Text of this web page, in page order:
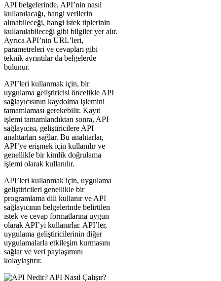
API belgelerinde, API’nin nasıl
kullanılacağı, hangi verilerin
alınabileceği, hangi istek tiplerinin
kullanılabileceği gibi bilgiler yer alır.
Ayrıca API’nin URL’leri,
parametreleri ve cevapları gibi
teknik ayrıntılar da belgelerde
bulunur.
API’leri kullanmak için, bir
uygulama geliştiricisi öncelikle API
sağlayıcısının kaydolma işlemini
tamamlaması gerekebilir. Kayıt
işlemi tamamlandıktan sonra, API
sağlayıcısı, geliştiricilere API
anahtarları sağlar. Bu anahtarlar,
API’ye erişmek için kullanılır ve
genellikle bir kimlik doğrulama
işlemi olarak kullanılır.
API’leri kullanmak için, uygulama
geliştiricileri genellikle bir
programlama dili kullanır ve API
sağlayıcının belgelerinde belirtilen
istek ve cevap formatlarına uygun
olarak API’yi kullanırlar. API’ler,
uygulama geliştiricilerinin diğer
uygulamalarla etkileşim kurmasını
sağlar ve veri paylaşımını
kolaylaştırır.